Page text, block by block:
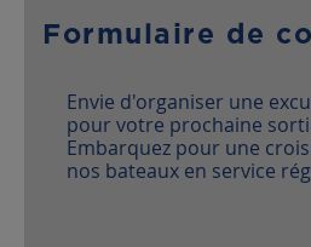
Formulaire de
Envie d'organiser une
pour votre prochaine
Embarquez pour une
nos bateaux en service